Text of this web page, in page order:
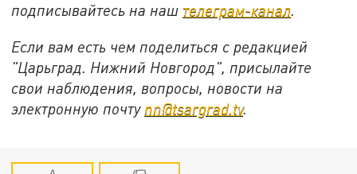
подписывайтесь на наш телеграм-канал.
Если вам есть чем поделиться с редакцией
"Царьград. Нижний Новгород", присылайте
свои наблюдения, вопросы, новости на
электронную почту nn@tsargrad.tv.